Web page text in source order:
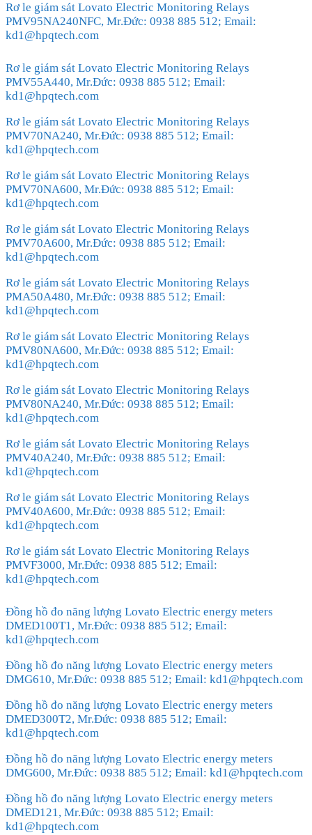
Rơ le giám sát Lovato Electric Monitoring Relays
PMV95NA240NFC, Mr.Đức: 0938 885 512; Email:
kd1@hpqtech.com
Rơ le giám sát Lovato Electric Monitoring Relays
PMV55A440, Mr.Đức: 0938 885 512; Email:
kd1@hpqtech.com
Rơ le giám sát Lovato Electric Monitoring Relays
PMV70NA240, Mr.Đức: 0938 885 512; Email:
kd1@hpqtech.com
Rơ le giám sát Lovato Electric Monitoring Relays
PMV70NA600, Mr.Đức: 0938 885 512; Email:
kd1@hpqtech.com
Rơ le giám sát Lovato Electric Monitoring Relays
PMV70A600, Mr.Đức: 0938 885 512; Email:
kd1@hpqtech.com
Rơ le giám sát Lovato Electric Monitoring Relays
PMA50A480, Mr.Đức: 0938 885 512; Email:
kd1@hpqtech.com
Rơ le giám sát Lovato Electric Monitoring Relays
PMV80NA600, Mr.Đức: 0938 885 512; Email:
kd1@hpqtech.com
Rơ le giám sát Lovato Electric Monitoring Relays
PMV80NA240, Mr.Đức: 0938 885 512; Email:
kd1@hpqtech.com
Rơ le giám sát Lovato Electric Monitoring Relays
PMV40A240, Mr.Đức: 0938 885 512; Email:
kd1@hpqtech.com
Rơ le giám sát Lovato Electric Monitoring Relays
PMV40A600, Mr.Đức: 0938 885 512; Email:
kd1@hpqtech.com
Rơ le giám sát Lovato Electric Monitoring Relays
PMVF3000, Mr.Đức: 0938 885 512; Email:
kd1@hpqtech.com
Đồng hồ đo năng lượng Lovato Electric energy meters
DMED100T1, Mr.Đức: 0938 885 512; Email:
kd1@hpqtech.com
Đồng hồ đo năng lượng Lovato Electric energy meters
DMG610, Mr.Đức: 0938 885 512; Email: kd1@hpqtech.com
Đồng hồ đo năng lượng Lovato Electric energy meters
DMED300T2, Mr.Đức: 0938 885 512; Email:
kd1@hpqtech.com
Đồng hồ đo năng lượng Lovato Electric energy meters
DMG600, Mr.Đức: 0938 885 512; Email: kd1@hpqtech.com
Đồng hồ đo năng lượng Lovato Electric energy meters
DMED121, Mr.Đức: 0938 885 512; Email:
kd1@hpqtech.com